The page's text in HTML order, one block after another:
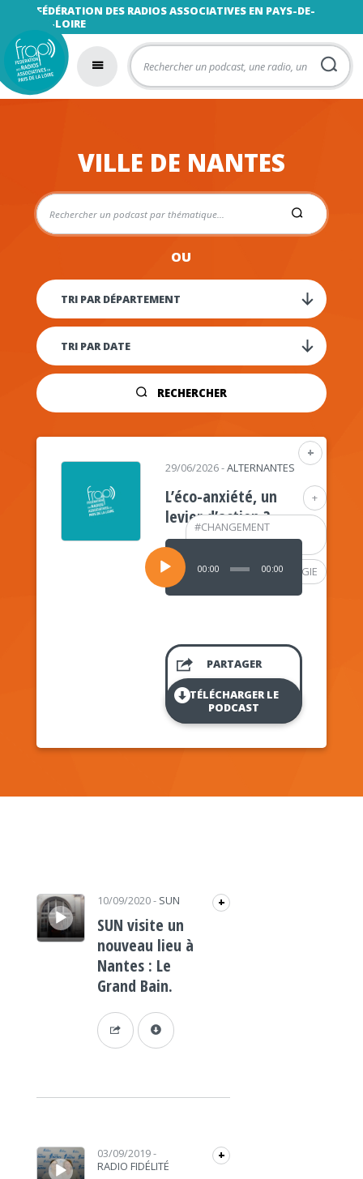
FÉDÉRATION DES RADIOS ASSOCIATIVES EN PAYS-DE-
LA-LOIRE
VILLE DE NANTES
OU
RECHERCHER
+
+
#CHANGEMENT
CLIMATIQUE
#PSYCHOLOGIE
29/06/2026-ALTERNANTES
L’éco-anxiété, un
levier d’action ?
Lecteur
audio
00:00 00:00
PARTAGER
TÉLÉCHARGER LE
PODCAST
Lecteur audio 10/09/2020- SUN +
SUN visite un
nouveau lieu à
Nantes : Le
Grand Bain.
Lecteur audio 03/09/2019-
RADIO FIDÉLITÉ
+